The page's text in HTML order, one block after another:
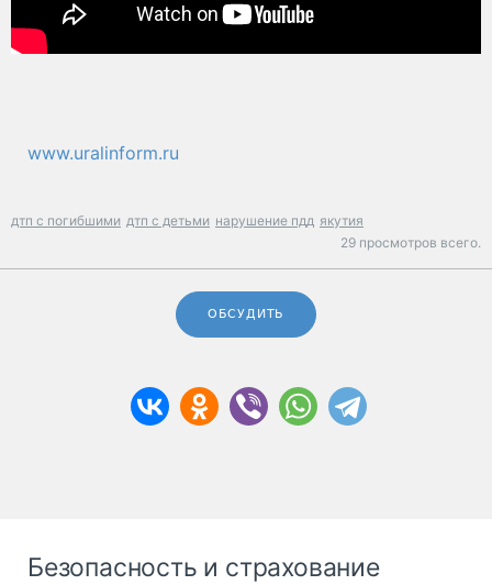
www.uralinform.ru
дтп с погибшими дтп с детьми нарушение пдд якутия
29 просмотров всего.
ОБСУДИТЬ
Безопасность и страхование